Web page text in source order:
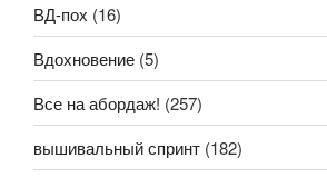
ВД-пох (16)
Вдохновение (5)
Все на абордаж! (257)
вышивальный спринт (182)